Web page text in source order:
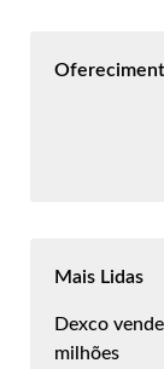
Mais Lidas
Dexco
milhões